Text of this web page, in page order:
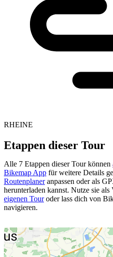
RHEINE
Etappen dieser Tour
Alle 7 Etappen dieser Tour können
Bikemap App für weitere Details
Routenplaneranpassen oder als
herunterladen kannst. Nutze sie
eigenen Touroder lass dich von
navigieren.